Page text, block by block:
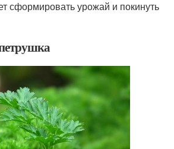
сформировать урожай и покинуть